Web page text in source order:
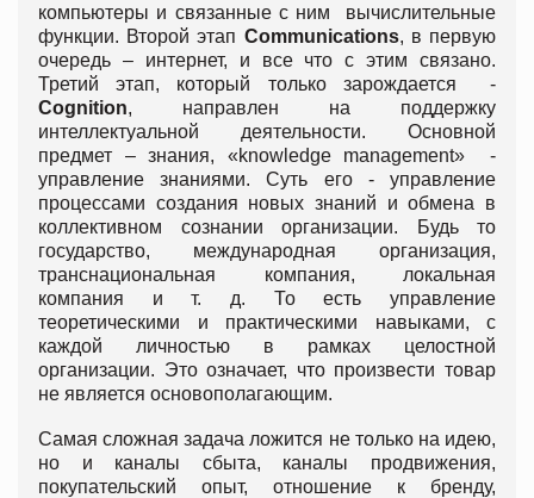
компьютеры и связанные с ним вычислительные
функции. Второй этап Communications, в первую
очередь – интернет, и все что с этим связано.
Третий этап, который только зарождается -
Cognition, направлен на поддержку
интеллектуальной деятельности. Основной
предмет – знания, «knowledge management» -
управление знаниями. Суть его - управление
процессами создания новых знаний и обмена в
коллективном сознании организации. Будь то
государство, международная организация,
транснациональная компания, локальная
компания и т. д. То есть управление
теоретическими и практическими навыками, с
каждой личностью в рамках целостной
организации. Это означает, что произвести товар
не является основополагающим.
Самая сложная задача ложится не только на идею,
но и каналы сбыта, каналы продвижения,
покупательский опыт, отношение к бренду,